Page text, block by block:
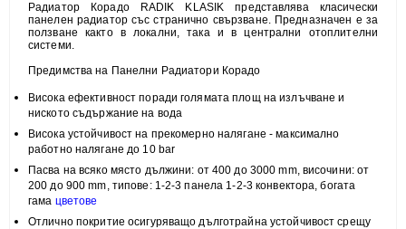
Радиатор Корадо RADIK KLASIK представлява класически
панелен радиатор със странично свързване. Предназначен е за
ползване както в локални, така и в централни отоплителни
системи.
Предимства на Панелни Радиатори Корадо
Висока ефективност поради голямата площ на излъчване и
ниското съдържание на вода
Висока устойчивост на прекомерно налягане - максимално
работно налягане до 10 bar
Пасва на всяко място дължини: от 400 до 3000 mm, височини:от
200 до 900 mm, типове:1-2-3 панела 1-2-3 конвектора, богата
гама цветове
Отлично покритие осигуряващо дълготрайна устойчивост срещу